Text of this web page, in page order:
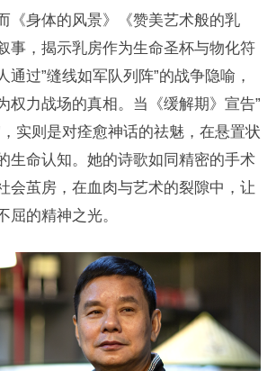
《身体的风景》《赞美艺术般的乳
事，揭示乳房作为生命圣杯与物化符
通过”缝线如军队列阵”的战争隐喻，
权力战场的真相。当《缓解期》宣告”
实则是对痊愈神话的祛魅，在悬置状
生命认知。她的诗歌如同精密的手术
会茧房，在血肉与艺术的裂隙中，让
屈的精神之光。